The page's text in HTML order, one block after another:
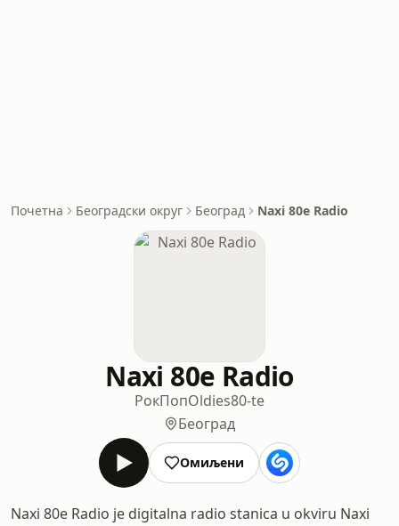
Почетна Београдски округ Београд Naxi 80e Radio
Naxi 80e Radio
РокПопOldies80-te
Београд
Омиљени
Naxi 80e Radio je digitalna radio stanica u okviru Naxi